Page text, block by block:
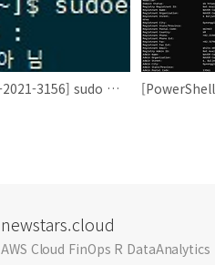
[CVE-2021-3156] sudo 취약점 패치
newstars.cloud
AWS Cloud FinOps R